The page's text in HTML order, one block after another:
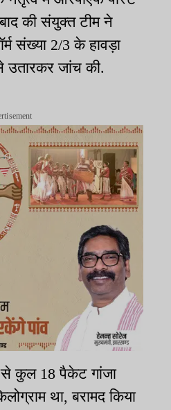
की संयुक्त टीम ने
संख्या 2/3 के हावड़ा
जांच की.
से कुल 18 पैकेट गांजा
था, बरामद किया